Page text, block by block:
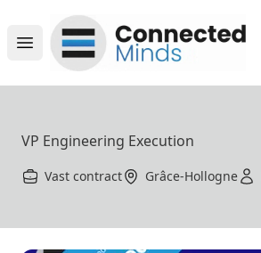
Open main menu
Connected Minds
VP Engineering Execution
Vast contract Grâce-Hollogne